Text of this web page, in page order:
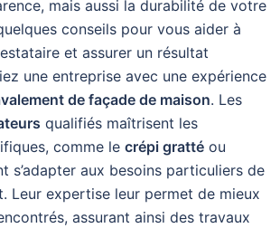
mais aussi la durabilité de votre
conseils pour vous aider à
et assurer un résultat
une entreprise avec une expérience
de façade de maison. Les
qualifiés maîtrisent les
comme le crépi gratté ou
s’adapter aux besoins particuliers de
Leur expertise leur permet de mieux
assurant ainsi des travaux